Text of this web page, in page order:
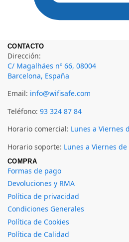
CONTACTO
Dirección:
C/ Magalhäes nº 66, 08004
Barcelona, España
Email: info@wifisafe.com
Teléfono: 93 324 87 84
Horario comercial: Lunes a Viernes
Horario soporte: Lunes a Viernes
COMPRA
Formas de pago
Devoluciones y RMA
Política de privacidad
Condiciones Generales
Política de Cookies
Política de Calidad